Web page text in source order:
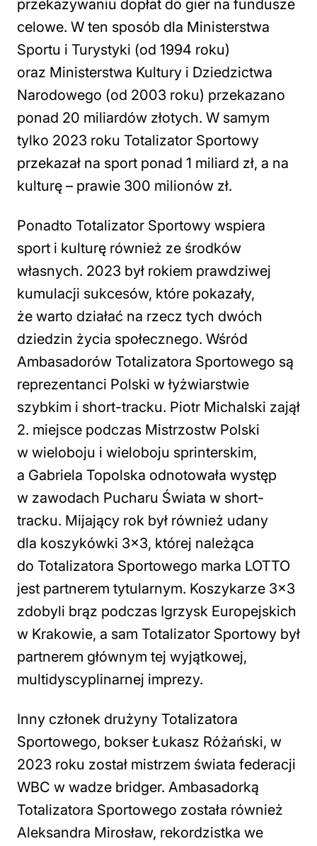
przekazywaniu dopłat do gier na fundusze
celowe. W ten sposób dla Ministerstwa
Sportu i Turystyki (od 1994 roku)
oraz Ministerstwa Kultury i Dziedzictwa
Narodowego (od 2003 roku) przekazano
ponad 20 miliardów złotych. W samym
tylko 2023 roku Totalizator Sportowy
przekazał na sport ponad 1 miliard zł, a na
kulturę – prawie 300 milionów zł.
Ponadto Totalizator Sportowy wspiera
sport i kulturę również ze środków
własnych. 2023 był rokiem prawdziwej
kumulacji sukcesów, które pokazały,
że warto działać na rzecz tych dwóch
dziedzin życia społecznego. Wśród
Ambasadorów Totalizatora Sportowego są
reprezentanci Polski w łyżwiarstwie
szybkim i short-tracku. Piotr Michalski zajął
2. miejsce podczas Mistrzostw Polski
w wieloboju i wieloboju sprinterskim,
a Gabriela Topolska odnotowała występ
w zawodach Pucharu Świata w short-
tracku. Mijający rok był również udany
dla koszykówki 3×3, której należąca
do Totalizatora Sportowego marka LOTTO
jest partnerem tytularnym. Koszykarze 3×3
zdobyli brąz podczas Igrzysk Europejskich
w Krakowie, a sam Totalizator Sportowy był
partnerem głównym tej wyjątkowej,
multidyscyplinarnej imprezy.
Inny członek drużyny Totalizatora
Sportowego, bokser Łukasz Różański, w
2023 roku został mistrzem świata federacji
WBC w wadze bridger. Ambasadorką
Totalizatora Sportowego została również
Aleksandra Mirosław, rekordzistka we